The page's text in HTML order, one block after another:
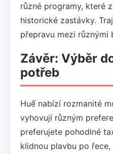
různé programy, které
historické zastávky.
přepravu mezi různými
Závěr: Výběr
potřeb
Huế nabízí rozmanité
vyhovují různým
preferujete pohodlné
klidnou plavbu po